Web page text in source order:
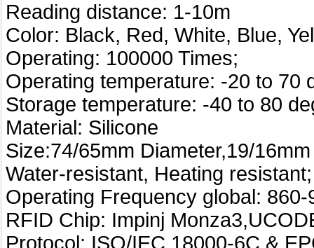
Reading distance: 1-10m
Color: Black, Red, White, Blue,
Operating: 100000 Times;
Operating temperature: -20 to 70
Storage temperature: -40 to 80
Material: Silicone
Size:74/65mm Diameter,19/
Water-resistant, Heating resistant;
Operating Frequency global: 860-
RFID Chip: Impinj
Protocol: ISO/IEC 18000-6C &